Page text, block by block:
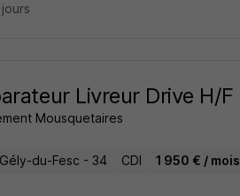
Livreur Drive H/F
Mousquetaires
du-Fesc - 34 CDI 1 950 € / mois